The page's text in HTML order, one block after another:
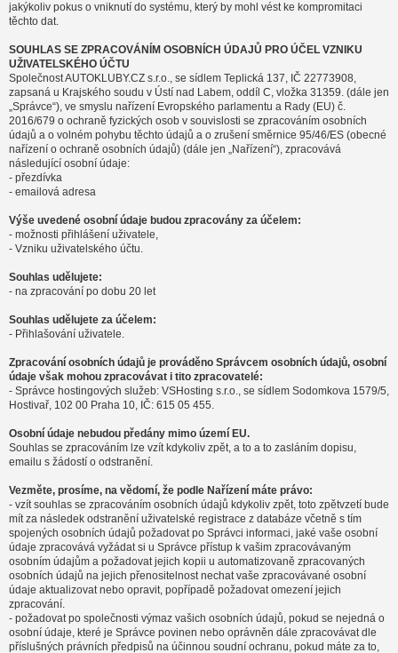
jakýkoliv pokus o vniknutí do systému, který by mohl vést ke kompromitaci
těchto dat.
SOUHLAS SE ZPRACOVÁNÍM OSOBNÍCH ÚDAJŮ PRO ÚČEL VZNIKU
UŽIVATELSKÉHO ÚČTU
Společnost AUTOKLUBY.CZ s.r.o., se sídlem Teplická 137, IČ 22773908,
zapsaná u Krajského soudu v Ústí nad Labem, oddíl C, vložka 31359. (dále jen
„Správce“), ve smyslu nařízení Evropského parlamentu a Rady (EU) č.
2016/679 o ochraně fyzických osob v souvislosti se zpracováním osobních
údajů a o volném pohybu těchto údajů a o zrušení směrnice 95/46/ES (obecné
nařízení o ochraně osobních údajů) (dále jen „Nařízení“), zpracovává
následující osobní údaje:
- přezdívka
- emailová adresa
Výše uvedené osobní údaje budou zpracovány za účelem:
- možnosti přihlášení uživatele,
- Vzniku uživatelského účtu.
Souhlas udělujete:
- na zpracování po dobu 20 let
Souhlas udělujete za účelem:
- Přihlašování uživatele.
Zpracování osobních údajů je prováděno Správcem osobních údajů, osobní
údaje však mohou zpracovávat i tito zpracovatelé:
- Správce hostingových služeb: VSHosting s.r.o., se sídlem Sodomkova 1579/5,
Hostivař, 102 00 Praha 10, IČ: 615 05 455.
Osobní údaje nebudou předány mimo území EU.
Souhlas se zpracováním lze vzít kdykoliv zpět, a to a to zasláním dopisu,
emailu s žádostí o odstranění.
Vezměte, prosíme, na vědomí, že podle Nařízení máte právo:
- vzít souhlas se zpracováním osobních údajů kdykoliv zpět, toto zpětvzetí bude
mít za následek odstranění uživatelské registrace z databáze včetně s tím
spojených osobních údajů požadovat po Správci informaci, jaké vaše osobní
údaje zpracovává vyžádat si u Správce přístup k vašim zpracovávaným
osobním údajům a požadovat jejich kopii u automatizovaně zpracovaných
osobních údajů na jejich přenositelnost nechat vaše zpracovávané osobní
údaje aktualizovat nebo opravit, popřípadě požadovat omezení jejich
zpracování.
- požadovat po společnosti výmaz vašich osobních údajů, pokud se nejedná o
osobní údaje, které je Správce povinen nebo oprávněn dále zpracovávat dle
příslušných právních předpisů na účinnou soudní ochranu, pokud máte za to,